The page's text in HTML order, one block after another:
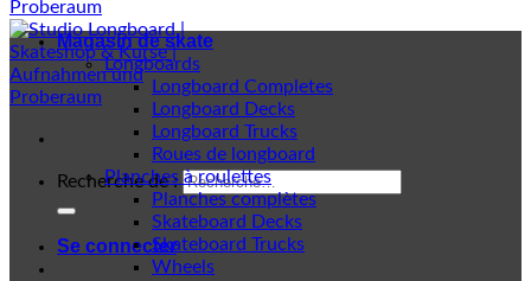
Recherche de :
Se connecter
Magasin de skate
Longboards
Longboard Completes
Longboard Decks
Longboard Trucks
Roues de longboard
Planches à roulettes
Planches complètes
Skateboard Decks
Skateboard Trucks
Wheels